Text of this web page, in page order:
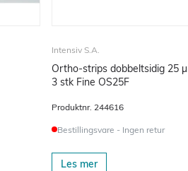
Intensiv S.A.
Ortho-strips dobbeltsidig 25
3 stk Fine OS25F
Produktnr. 244616
Bestillingsvare - Ingen retur
Les mer